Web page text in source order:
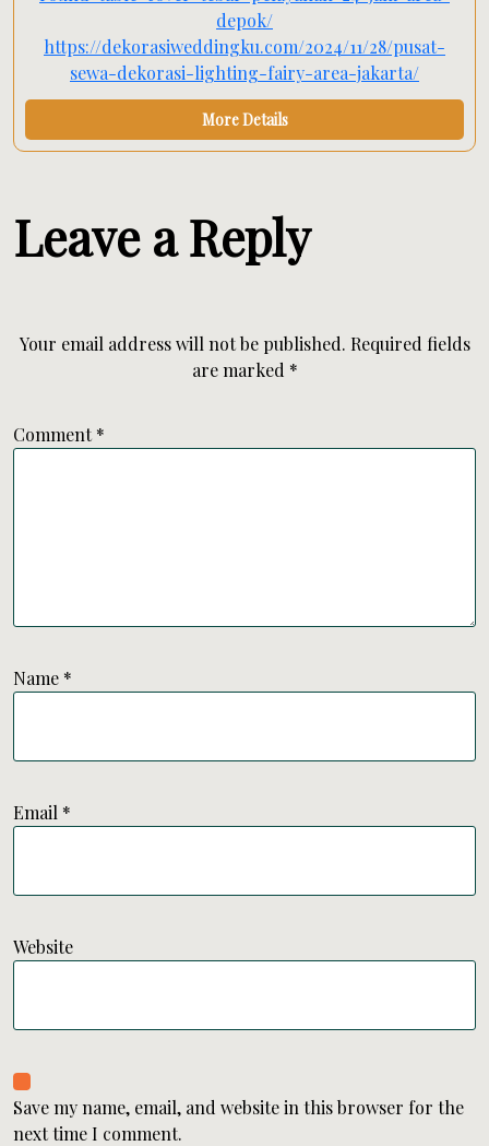
depok/
https://dekorasiweddingku.com/2024/11/28/pusat-
sewa-dekorasi-lighting-fairy-area-jakarta/
More Details
Leave a Reply
Your email address will not be published. Required fields
are marked *
Comment*
Name *
Email *
Website
Save my name, email, and website in this browser for the
next time I comment.